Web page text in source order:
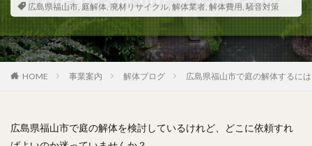
広島県福山市, 庭解体, 廃材リサイクル, 解体業者, 解体費用, 騒音対策
HOME 事業案内 解体ブログ 広島県福山市で庭の解体するに
広島県福山市で庭の解体を検討しているけれど、どこに依頼すれ